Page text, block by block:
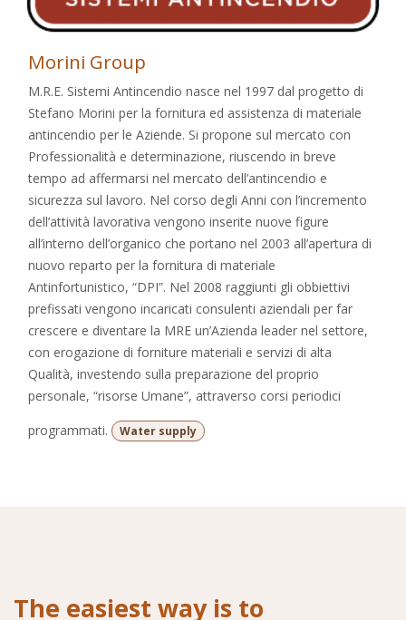
Morini Group
M.R.E. Sistemi Antincendio nasce nel 1997 dal progetto di
Stefano Morini per la fornitura ed assistenza di materiale
antincendio per le Aziende. Si propone sul mercato con
Professionalità e determinazione, riuscendo in breve
tempo ad affermarsi nel mercato dell’antincendio e
sicurezza sul lavoro. Nel corso degli Anni con l’incremento
dell’attività lavorativa vengono inserite nuove figure
all’interno dell’organico che portano nel 2003 all’apertura di
nuovo reparto per la fornitura di materiale
Antinfortunistico, “DPI”. Nel 2008 raggiunti gli obbiettivi
prefissati vengono incaricati consulenti aziendali per far
crescere e diventare la MRE un’Azienda leader nel settore,
con erogazione di forniture materiali e servizi di alta
Qualità, investendo sulla preparazione del proprio
personale, “risorse Umane”, attraverso corsi periodici
programmati.
Water supply
The easiest way is to